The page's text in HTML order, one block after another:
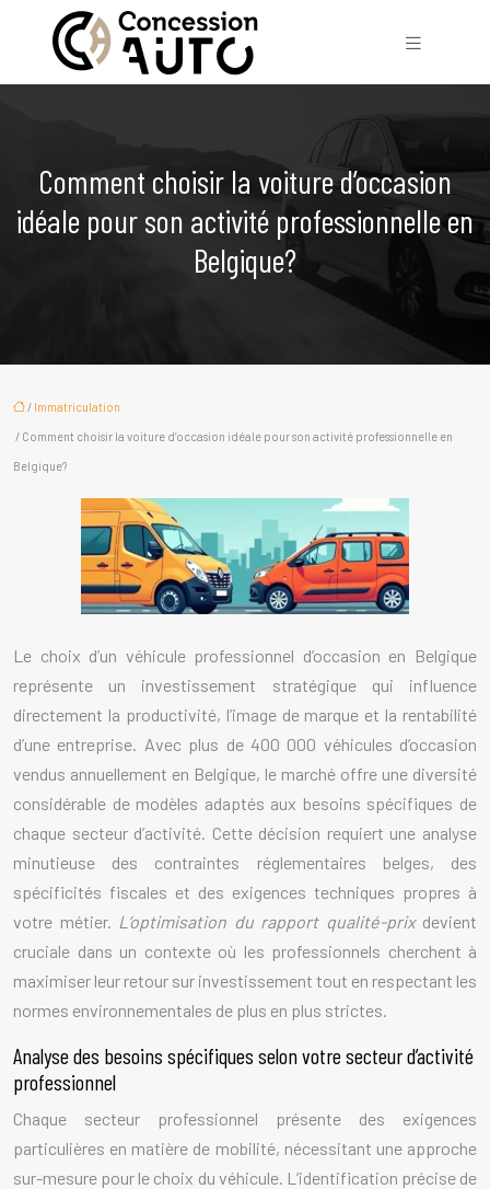
Comment choisir la voiture d’occasion
idéale pour son activité professionnelle en
Belgique?
/ Immatriculation
/ Comment choisir la voiture d’occasion idéale pour son activité professionnelle en
Belgique?
Le choix d’un véhicule professionnel d’occasion en Belgique
représente un investissement stratégique qui influence
directement la productivité, l’image de marque et la rentabilité
d’une entreprise. Avec plus de 400 000 véhicules d’occasion
vendus annuellement en Belgique, le marché offre une diversité
considérable de modèles adaptés aux besoins spécifiques de
chaque secteur d’activité. Cette décision requiert une analyse
minutieuse des contraintes réglementaires belges, des
spécificités fiscales et des exigences techniques propres à
votre métier. L’optimisation du rapport qualité-prix devient
cruciale dans un contexte où les professionnels cherchent à
maximiser leur retour sur investissement tout en respectant les
normes environnementales de plus en plus strictes.
Analyse des besoins spécifiques selon votre secteur d’activité
professionnel
Chaque secteur professionnel présente des exigences
particulières en matière de mobilité, nécessitant une approche
sur-mesure pour le choix du véhicule. L’identification précise de